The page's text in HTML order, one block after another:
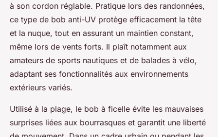
à son cordon réglable. Pratique lors des randonnées,
ce type de bob anti-UV protège efficacement la tête
et la nuque, tout en assurant un maintien constant,
même lors de vents forts. Il plaît notamment aux
amateurs de sports nautiques et de balades à vélo,
adaptant ses fonctionnalités aux environnements
extérieurs variés.
Utilisé à la plage, le bob à ficelle évite les mauvaises
surprises liées aux bourrasques et garantit une liberté